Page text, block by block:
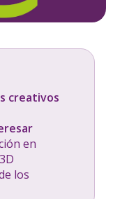
creativos
en
los